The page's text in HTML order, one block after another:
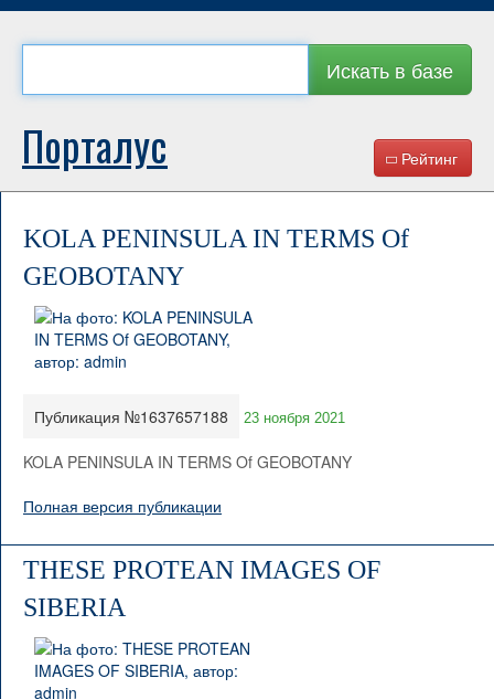
Искать в базе
Рейтинг
Порталус
KOLA PENINSULA IN TERMS Of
GEOBOTANY
Публикация №1637657188 23 ноября 2021
KOLA PENINSULA IN TERMS Of GEOBOTANY
Полная версия публикации
THESE PROTEAN IMAGES OF
SIBERIA